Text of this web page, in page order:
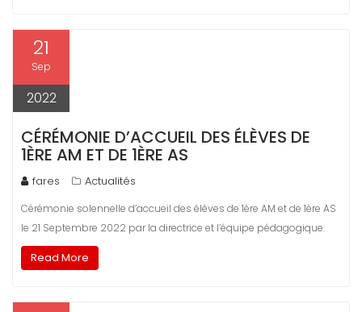
21
Sep
2022
CÉRÉMONIE D’ACCUEIL DES ÉLÈVES DE
1ÈRE AM ET DE 1ÈRE AS
fares Actualités
Cérémonie solennelle d’accueil des élèves de 1ère AM et de 1ère AS
le 21 Septembre 2022 par la directrice et l’équipe pédagogique.
Read More